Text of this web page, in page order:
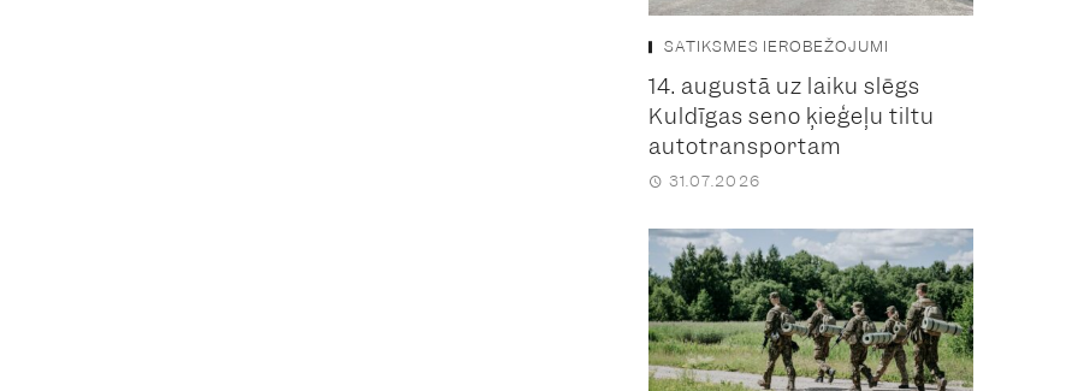
SATIKSMES IEROBEŽOJUMI
14. augustā uz laiku slēgs
Kuldīgas seno ķieģeļu tiltu
autotransportam
31.07.2026